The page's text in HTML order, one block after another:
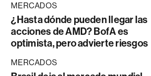
MERCADOS
¿Hasta dónde pueden llegar las
acciones de AMD? BofA es
optimista, pero advierte riesgos
MERCADOS